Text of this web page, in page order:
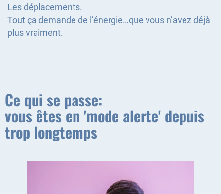
Les déplacements.
Tout ça demande de l’énergie…que vous n’avez déjà
plus vraiment.
Ce qui se passe:
vous êtes en 'mode alerte' depuis
trop longtemps